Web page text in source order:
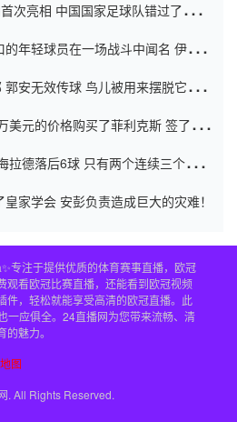
次亮相 中国国家足球队错过了世界
年轻球员在一场战斗中闻名 伊万放
安无效传球 鸟儿被用来摆脱它
美元的价格购买了菲利克斯 签了7年
德落后6球 只有两个连续三个连续
家学会 安彭负责造成巨大的灾难！
专注于提供优质的体育赛事直播，欧冠
观看欧冠比赛直播，还能看到欧冠视频
件，轻松就能享受高清的欧冠直播。此
一应俱全。24直播网为您带来流畅、清
魅力。
图
. All Rights Reserved.